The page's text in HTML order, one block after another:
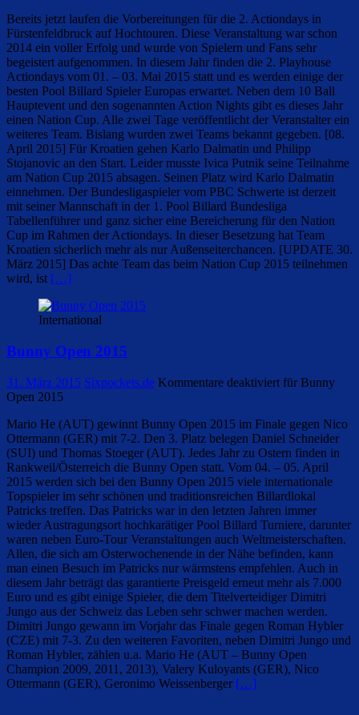
Bereits jetzt laufen die Vorbereitungen für die 2. Actiondays in
Fürstenfeldbruck auf Hochtouren. Diese Veranstaltung war schon
2014 ein voller Erfolg und wurde von Spielern und Fans sehr
begeistert aufgenommen. In diesem Jahr finden die 2. Playhouse
Actiondays vom 01. – 03. Mai 2015 statt und es werden einige der
besten Pool Billard Spieler Europas erwartet. Neben dem 10 Ball
Hauptevent und den sogenannten Action Nights gibt es dieses Jahr
einen Nation Cup. Alle zwei Tage veröffentlicht der Veranstalter ein
weiteres Team. Bislang wurden zwei Teams bekannt gegeben. [08.
April 2015] Für Kroatien gehen Karlo Dalmatin und Philipp
Stojanovic an den Start. Leider musste Ivica Putnik seine Teilnahme
am Nation Cup 2015 absagen. Seinen Platz wird Karlo Dalmatin
einnehmen. Der Bundesligaspieler vom PBC Schwerte ist derzeit
mit seiner Mannschaft in der 1. Pool Billard Bundesliga
Tabellenführer und ganz sicher eine Bereicherung für den Nation
Cup im Rahmen der Actiondays. In dieser Besetzung hat Team
Kroatien sicherlich mehr als nur Außenseiterchancen. [UPDATE 30.
März 2015] Das achte Team das beim Nation Cup 2015 teilnehmen
wird, ist […]
International
Bunny Open 2015
31. März 2015 Sixpockets.de Kommentare deaktiviert für Bunny
Open 2015
Mario He (AUT) gewinnt Bunny Open 2015 im Finale gegen Nico
Ottermann (GER) mit 7-2. Den 3. Platz belegen Daniel Schneider
(SUI) und Thomas Stoeger (AUT). Jedes Jahr zu Ostern finden in
Rankweil/Österreich die Bunny Open statt. Vom 04. – 05. April
2015 werden sich bei den Bunny Open 2015 viele internationale
Topspieler im sehr schönen und traditionsreichen Billardlokal
Patricks treffen. Das Patricks war in den letzten Jahren immer
wieder Austragungsort hochkarätiger Pool Billard Turniere, darunter
waren neben Euro-Tour Veranstaltungen auch Weltmeisterschaften.
Allen, die sich am Osterwochenende in der Nähe befinden, kann
man einen Besuch im Patricks nur wärmstens empfehlen. Auch in
diesem Jahr beträgt das garantierte Preisgeld erneut mehr als 7.000
Euro und es gibt einige Spieler, die dem Titelverteidiger Dimitri
Jungo aus der Schweiz das Leben sehr schwer machen werden.
Dimitri Jungo gewann im Vorjahr das Finale gegen Roman Hybler
(CZE) mit 7-3. Zu den weiteren Favoriten, neben Dimitri Jungo und
Roman Hybler, zählen u.a. Mario He (AUT – Bunny Open
Champion 2009, 2011, 2013), Valery Kuloyants (GER), Nico
Ottermann (GER), Geronimo Weissenberger […]